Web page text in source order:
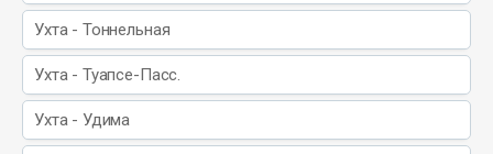
Ухта - Тоннельная
Ухта - Туапсе-Пасс.
Ухта - Удима